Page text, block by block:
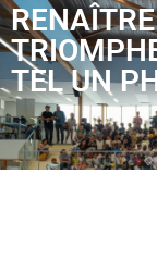
TEL UN